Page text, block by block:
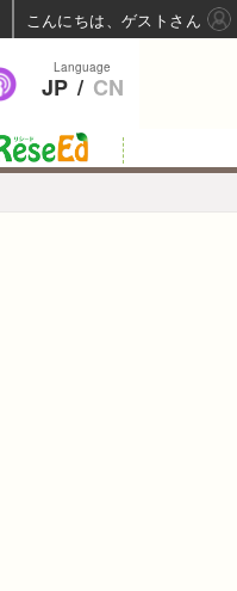
Language
JP / CN
こんにちは、ゲストさん